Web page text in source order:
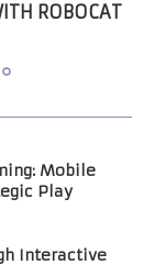
ROBOCAT
Mobile
Play
Interactive